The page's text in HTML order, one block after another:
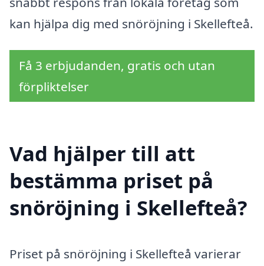
kan hjälpa dig med snöröjning i Skellefteå.
Få 3 erbjudanden, gratis och utan
förpliktelser
Vad hjälper till att
bestämma priset på
snöröjning i Skellefteå?
Priset på snöröjning i Skellefteå varierar